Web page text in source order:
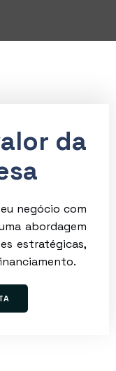
da
negócio com
abordagem
estratégicas,